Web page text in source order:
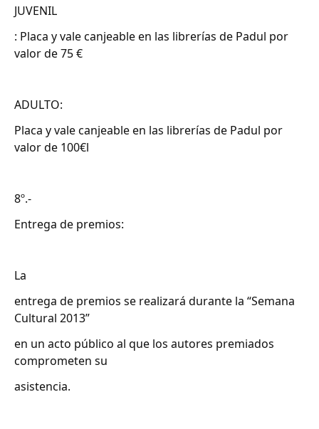
JUVENIL
: Placa y vale canjeable en las librerías de Padul por
valor de 75 €
ADULTO:
Placa y vale canjeable en las librerías de Padul por
valor de 100€l
8º.-
Entrega de premios:
La
entrega de premios se realizará durante la “Semana
Cultural 2013”
en un acto público al que los autores premiados
comprometen su
asistencia.